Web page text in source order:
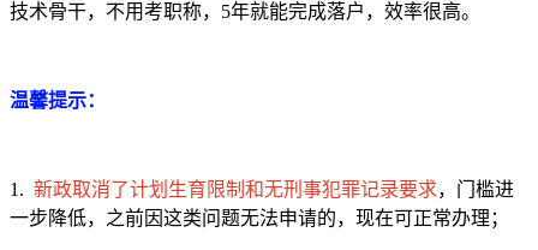
技术骨干，不用考职称，5年就能完成落户，效率很高。
温馨提示：
1. 新政取消了计划生育限制和无刑事犯罪记录要求，门槛进
一步降低，之前因这类问题无法申请的，现在可正常办理；